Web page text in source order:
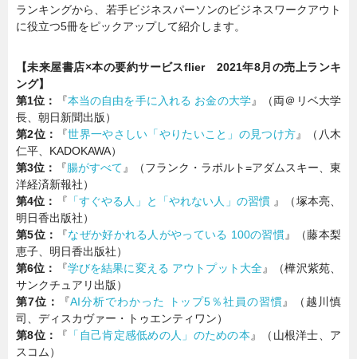
ランキングから、若手ビジネスパーソンのビジネスワークアウト
に役立つ5冊をピックアップして紹介します。
【未来屋書店×本の要約サービスflier 2021年8月の売上ランキ
ング】
第1位：
『本当の自由を手に入れる お金の大学』（両＠リベ大学
長、朝日新聞出版）
第2位：
『世界一やさしい「やりたいこと」の見つけ方』（八木
仁平、KADOKAWA）
第3位：
『腸がすべて 』（フランク・ラポルト=アダムスキー、東
洋経済新報社）
第4位：
『 「すぐやる人」と「やれない人」の習慣 』（塚本亮、
明日香出版社）
第5位：
『なぜか好かれる人がやっている 100の習慣』（藤本梨
恵子、明日香出版社）
第6位：
『学びを結果に変える アウトプット大全』（樺沢紫苑、
サンクチュアリ出版）
第7位：
『AI分析でわかった トップ5％社員の習慣』（越川慎
司、ディスカヴァー・トゥエンティワン）
第8位：
『 「自己肯定感低めの人」のための本 』（山根洋士、ア
スコム）